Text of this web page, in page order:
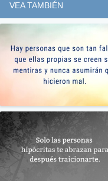
VEA TAMBIÉN